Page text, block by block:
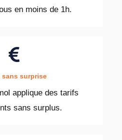
en moins de 1h.
sans surprise
applique des tarifs
sans surplus.